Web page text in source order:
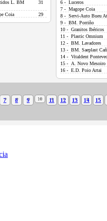
L. BM
31
Coia 29
6 - Luceros
7 - Magope Coia
8 - Servi-Auto Bueu
9 - BM. Porriño
10 - Granitos Ibéricos
11 - Plastic Omnium
12 - BM. Lavadores
13 - BM. Saeplast
14 - Vitaldent
15 - A. Novo Mesoiro
16 - E.D. Poio Artai
7 8 9 10 11 12 13 14
15